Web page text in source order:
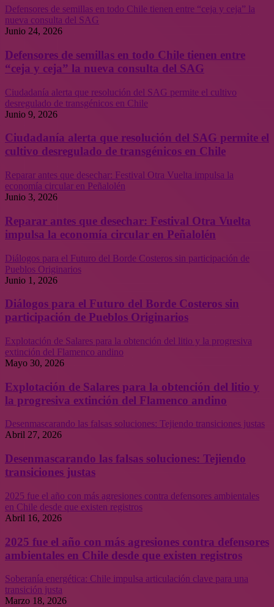
Defensores de semillas en todo Chile tienen entre “ceja y ceja” la
nueva consulta del SAG
Junio 24, 2026
Defensores de semillas en todo Chile tienen entre
“ceja y ceja” la nueva consulta del SAG
Ciudadanía alerta que resolución del SAG permite el cultivo
desregulado de transgénicos en Chile
Junio 9, 2026
Ciudadanía alerta que resolución del SAG permite el
cultivo desregulado de transgénicos en Chile
Reparar antes que desechar: Festival Otra Vuelta impulsa la
economía circular en Peñalolén
Junio 3, 2026
Reparar antes que desechar: Festival Otra Vuelta
impulsa la economía circular en Peñalolén
Diálogos para el Futuro del Borde Costeros sin participación de
Pueblos Originarios
Junio 1, 2026
Diálogos para el Futuro del Borde Costeros sin
participación de Pueblos Originarios
Explotación de Salares para la obtención del litio y la progresiva
extinción del Flamenco andino
Mayo 30, 2026
Explotación de Salares para la obtención del litio y
la progresiva extinción del Flamenco andino
Desenmascarando las falsas soluciones: Tejiendo transiciones justas
Abril 27, 2026
Desenmascarando las falsas soluciones: Tejiendo
transiciones justas
2025 fue el año con más agresiones contra defensores ambientales
en Chile desde que existen registros
Abril 16, 2026
2025 fue el año con más agresiones contra defensores
ambientales en Chile desde que existen registros
Soberanía energética: Chile impulsa articulación clave para una
transición justa
Marzo 18, 2026